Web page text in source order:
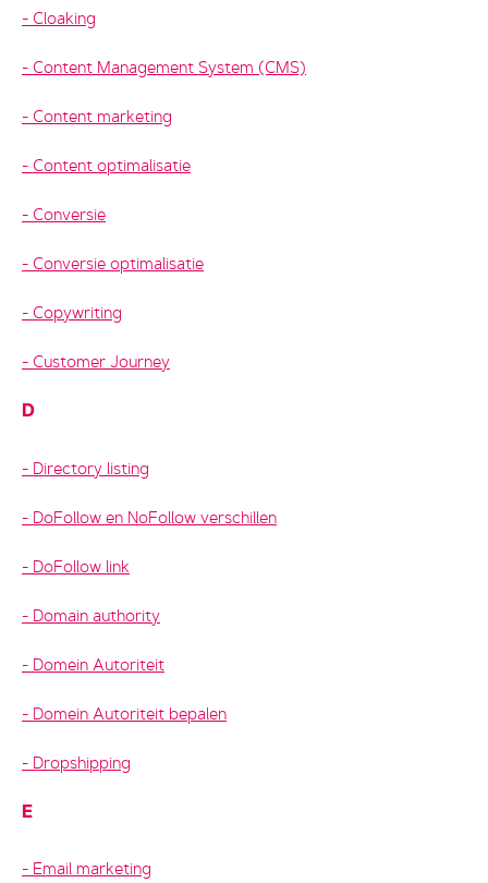
Cloaking
Content Management System (CMS)
Content marketing
Content optimalisatie
Conversie
Conversie optimalisatie
Copywriting
Customer Journey
D
Directory listing
DoFollow en NoFollow verschillen
DoFollow link
Domain authority
Domein Autoriteit
Domein Autoriteit bepalen
Dropshipping
E
Email marketing